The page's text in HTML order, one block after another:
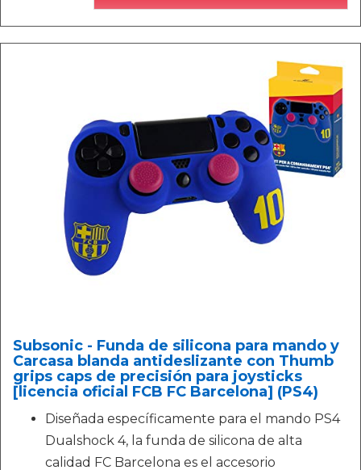
Subsonic - Funda de silicona para mando y
Carcasa blanda antideslizante con Thumb
grips caps de precisión para joysticks
[licencia oficial FCB FC Barcelona] (PS4)
Diseñada específicamente para el mando PS4
Dualshock 4, la funda de silicona de alta
calidad FC Barcelona es el accesorio